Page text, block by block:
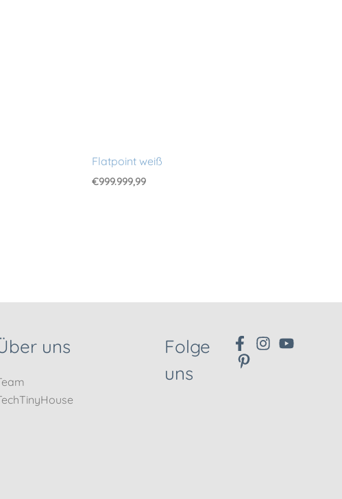
Flatpoint weiß
€999.999,99
uns
Folge
uns